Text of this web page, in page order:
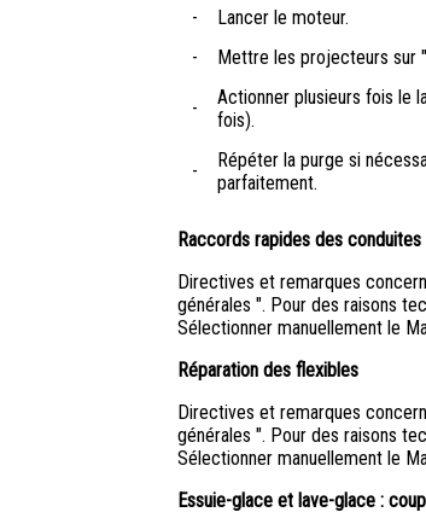
-
Lancer le moteur.
-
Mettre les projecteurs sur
-
Actionner plusieurs fois le
fois).
-
Répéter la purge si
parfaitement.
Raccords rapides des
Directives et remarques
générales ". Pour des raisons
Sélectionner manuellement le
Réparation des flexibles
Directives et remarques
générales ". Pour des raisons
Sélectionner manuellement le
Essuie-glace et lave-glace :